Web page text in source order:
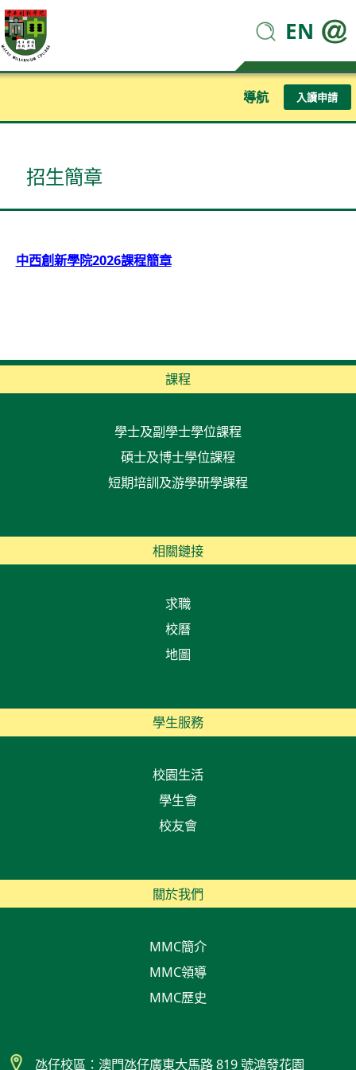
EN
導航 入讀申請
招生簡章
中西創新學院2026課程簡章
課程
學士及副學士學位課程
碩士及博士學位課程
短期培訓及游學研學課程
相關鏈接
求職
校曆
地圖
學生服務
校園生活
學生會
校友會
關於我們
MMC簡介
MMC領導
MMC歷史
氹仔校區：澳門氹仔廣東大馬路 819 號鴻發花園